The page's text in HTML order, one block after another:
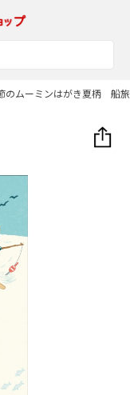
のムーミンはがき夏柄 船旅